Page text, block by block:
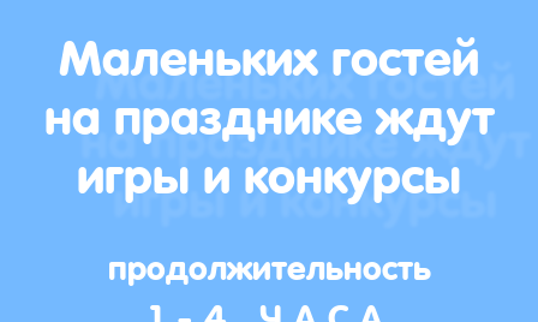
Маленьких гостей
на празднике ждут
игры и конкурсы
продолжительность